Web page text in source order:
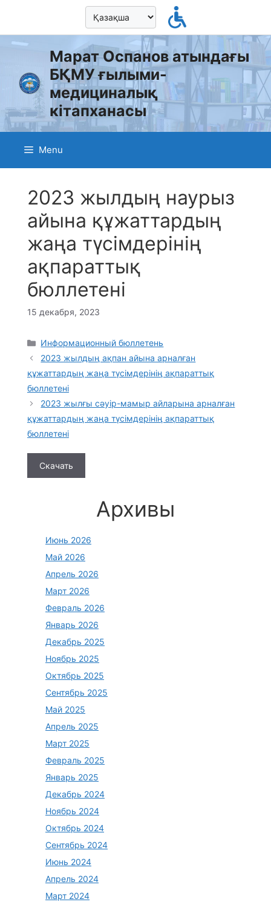
Марат Оспанов атындағы
БҚМУ ғылыми-
медициналық
кітапханасы
Menu
2023 жылдың наурыз
айына құжаттардың
жаңа түсімдерінің
ақпараттық
бюллетені
15 декабря, 2023
Categories
Информационный бюллетень
2023 жылдың ақпан айына арналған
құжаттардың жаңа түсімдерінің ақпараттық
бюллетені
2023 жылғы сәуір-мамыр айларына арналған
құжаттардың жаңа түсімдерінің ақпараттық
бюллетені
Скачать
Архивы
Июнь 2026
Май 2026
Апрель 2026
Март 2026
Февраль 2026
Январь 2026
Декабрь 2025
Ноябрь 2025
Октябрь 2025
Сентябрь 2025
Май 2025
Апрель 2025
Март 2025
Февраль 2025
Январь 2025
Декабрь 2024
Ноябрь 2024
Октябрь 2024
Сентябрь 2024
Июнь 2024
Апрель 2024
Март 2024